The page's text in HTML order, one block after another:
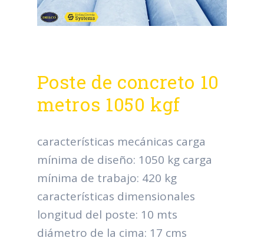
Poste de concreto 10
metros 1050 kgf
características mecánicas carga
mínima de diseño: 1050 kg carga
mínima de trabajo: 420 kg
características dimensionales
longitud del poste: 10 mts
diámetro de la cima: 17 cms